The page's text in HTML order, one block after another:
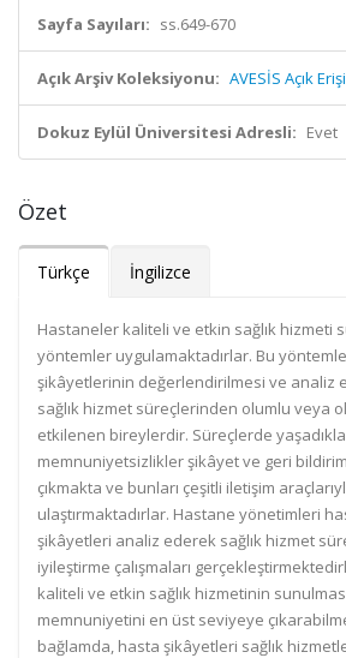
Sayfa Sayıları: ss.649-670
Açık Arşiv Koleksiyonu: AVESİS Açık
Dokuz Eylül Üniversitesi Adresli: Evet
Özet
Türkçe İngilizce
Hastaneler kaliteli ve etkin sağlık hizmeti
yöntemler uygulamaktadırlar. Bu
şikâyetlerinin değerlendirilmesi ve analiz
sağlık hizmet süreçlerinden olumlu veya
etkilenen bireylerdir. Süreçlerde
memnuniyetsizlikler şikâyet ve geri
çıkmakta ve bunları çeşitli iletişim
ulaştırmaktadırlar. Hastane yönetimleri
şikâyetleri analiz ederek sağlık hizmet
iyileştirme çalışmaları
kaliteli ve etkin sağlık hizmetinin
memnuniyetini en üst seviyeye
bağlamda, hasta şikâyetleri sağlık